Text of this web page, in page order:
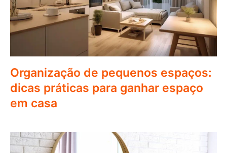
Organização de pequenos espaços:
dicas práticas para ganhar espaço
em casa